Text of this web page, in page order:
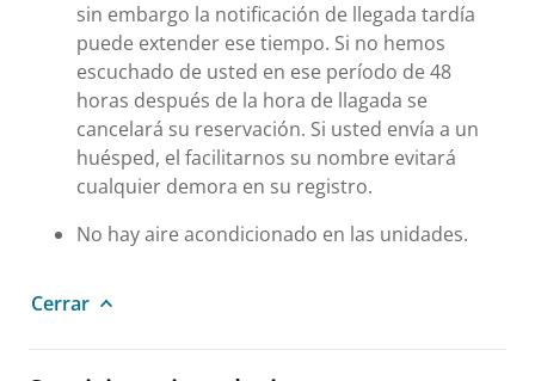
sin embargo la notificación de llegada tardía
puede extender ese tiempo. Si no hemos
escuchado de usted en ese período de 48
horas después de la hora de llagada se
cancelará su reservación. Si usted envía a un
huésped, el facilitarnos su nombre evitará
cualquier demora en su registro.
No hay aire acondicionado en las unidades.
Cerrar